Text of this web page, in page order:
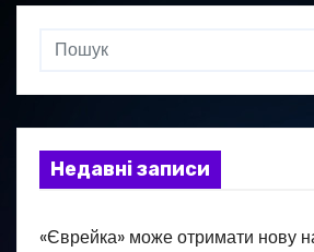
Недавні записи
«Єврейка» може отримати нову